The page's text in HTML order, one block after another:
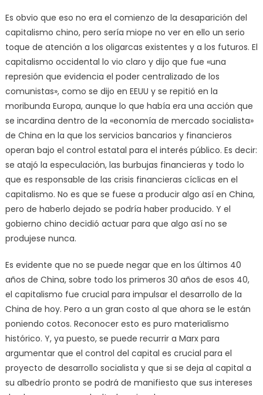
Es obvio que eso no era el comienzo de la desaparición del
capitalismo chino, pero sería miope no ver en ello un serio
toque de atención a los oligarcas existentes y a los futuros. El
capitalismo occidental lo vio claro y dijo que fue «una
represión que evidencia el poder centralizado de los
comunistas», como se dijo en EEUU y se repitió en la
moribunda Europa, aunque lo que había era una acción que
se incardina dentro de la «economía de mercado socialista»
de China en la que los servicios bancarios y financieros
operan bajo el control estatal para el interés público. Es decir:
se atajó la especulación, las burbujas financieras y todo lo
que es responsable de las crisis financieras cíclicas en el
capitalismo. No es que se fuese a producir algo así en China,
pero de haberlo dejado se podría haber producido. Y el
gobierno chino decidió actuar para que algo así no se
produjese nunca.
Es evidente que no se puede negar que en los últimos 40
años de China, sobre todo los primeros 30 años de esos 40,
el capitalismo fue crucial para impulsar el desarrollo de la
China de hoy. Pero a un gran costo al que ahora se le están
poniendo cotos. Reconocer esto es puro materialismo
histórico. Y, ya puesto, se puede recurrir a Marx para
argumentar que el control del capital es crucial para el
proyecto de desarrollo socialista y que si se deja al capital a
su albedrío pronto se podrá de manifiesto que sus intereses